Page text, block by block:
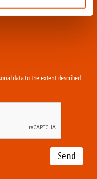
data to the extent described
Send